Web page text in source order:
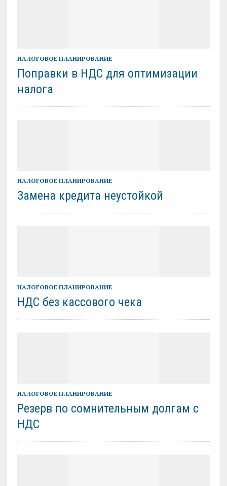
НАЛОГОВОЕ ПЛАНИРОВАНИЕ
Поправки в НДС для оптимизации
налога
НАЛОГОВОЕ ПЛАНИРОВАНИЕ
Замена кредита неустойкой
НАЛОГОВОЕ ПЛАНИРОВАНИЕ
НДС без кассового чека
НАЛОГОВОЕ ПЛАНИРОВАНИЕ
Резерв по сомнительным долгам с
НДС